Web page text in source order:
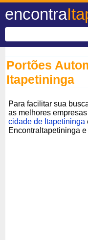
encontra
Portões
Itapetininga
Para facilitar sua
as melhores
cidade de Itapetininga
EncontraItapetininga